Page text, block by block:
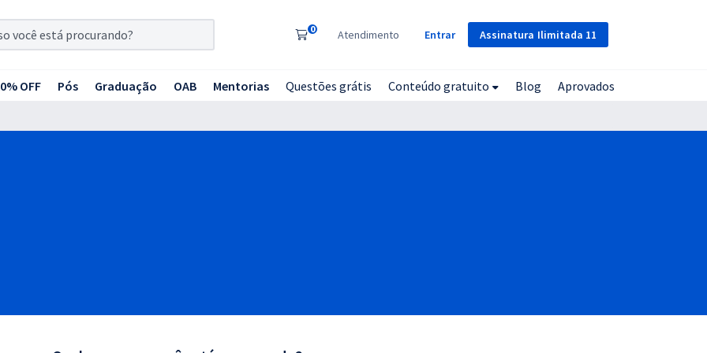
Assinatura Ilimitada 11
0 Atendimento Entrar
OFF Pós Graduação OAB Mentorias Questões grátis Conteúdo gratuito Blog Aprovados